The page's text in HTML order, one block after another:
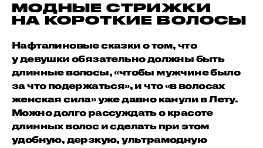
МОДНЫЕ СТРИЖКИ
НА КОРОТКИЕ ВОЛОСЫ
Нафталиновые сказки о том, что
у девушки обязательно должны быть
длинные волосы, «чтобы мужчине было
за что подержаться», и что «в волосах
женская сила» уже давно канули в Лету.
Можно долго рассуждать о красоте
длинных волос и сделать при этом
удобную, дерзкую, ультрамодную